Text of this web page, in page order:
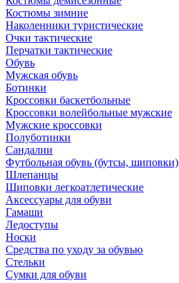
Костюмы зимние
Наколенники туристические
Очки тактические
Перчатки тактические
Обувь
Мужская обувь
Ботинки
Кроссовки баскетбольные
Кроссовки волейбольные мужские
Мужские кроссовки
Полуботинки
Сандалии
Футбольная обувь (бутсы, шиповки)
Шлепанцы
Шиповки легкоатлетические
Аксессуары для обуви
Гамаши
Ледоступы
Носки
Средства по уходу за обувью
Стельки
Сумки для обуви